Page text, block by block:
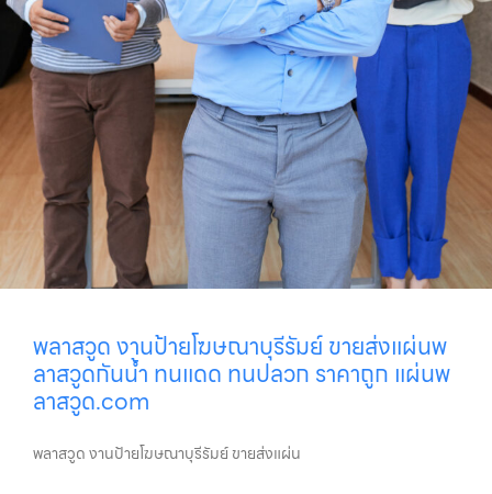
พลาสวูด งานป้ายโฆษณาบุรีรัมย์ ขายส่งแผ่นพ
ลาสวูดกันน้ำ ทนแดด ทนปลวก ราคาถูก แผ่นพ
ลาสวูด.com
พลาสวูด งานป้ายโฆษณาบุรีรัมย์ ขายส่งแผ่น